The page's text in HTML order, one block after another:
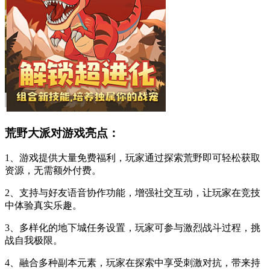
荒野大派对游戏亮点：
1、游戏提供大量免费福利，玩家通过探索荒野即可轻松获取
资源，无需额外付费。
2、支持与好友语音协作功能，增强社交互动，让玩家在竞技
中体验真实乐趣。
3、多样化的地下城任务设置，玩家可参与激烈战斗过程，挑
战自我极限。
4、融合多种副本元素，玩家在探索中享受刺激对抗，带来持